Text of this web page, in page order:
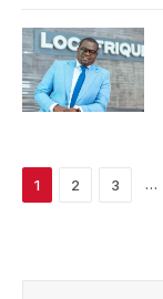
1 2 3 …